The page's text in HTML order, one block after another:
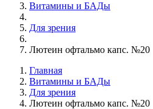
Витамины и БАДы
Для зрения
Лютеин офтальмо капс. №20
Главная
Витамины и БАДы
Для зрения
Лютеин офтальмо капс. №20